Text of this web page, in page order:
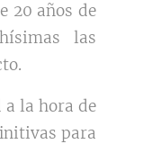
20 años de
las
a la hora de
para